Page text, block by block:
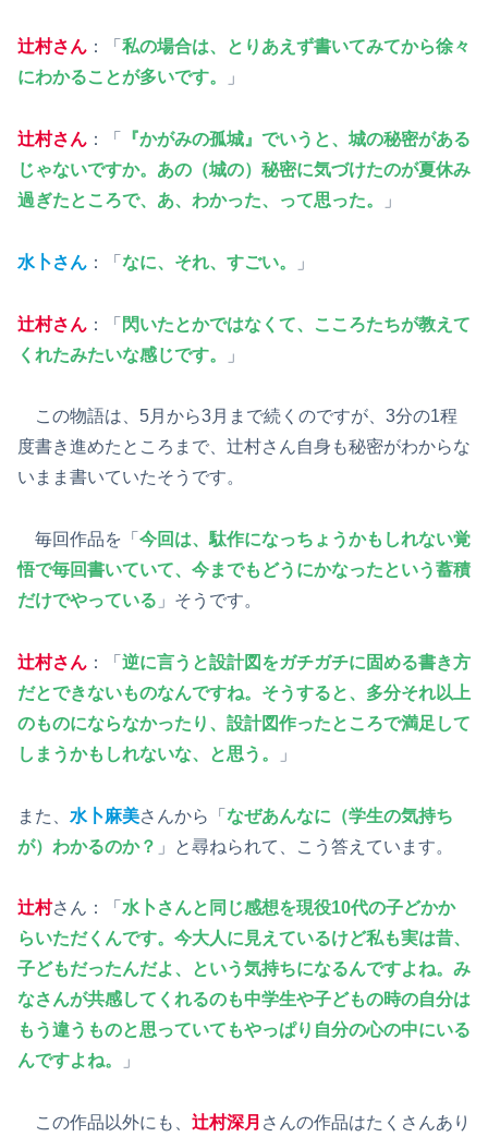
辻村さん ：「 私の場合は、とりあえず書いてみてから徐々
にわかることが多いです。
」
辻村さん ：「
『かがみの孤城』でいうと、城の秘密がある
じゃないですか。あの（城の）秘密に気づけたのが夏休み
過ぎたところで、あ、わかった、って思った。
」
水卜さん ：「 なに、それ、すごい。 」
辻村さん ：「 閃いたとかではなくて、こころたちが教えて
くれたみたいな感じです。
」
この物語は、5月から3月まで続くのですが、3分の1程
度書き進めたところまで、辻村さん自身も秘密がわからな
いまま書いていたそうです。
毎回作品を「 今回は、駄作になっちょうかもしれない覚
悟で毎回書いていて、今までもどうにかなったという蓄積
だけでやっている 」そうです。
辻村さん ：「 逆に言うと設計図をガチガチに固める書き方
だとできないものなんですね。そうすると、多分それ以上
のものにならなかったり、設計図作ったところで満足して
しまうかもしれないな、と思う。
」
また、 水卜麻美さんから「 なぜあんなに（学生の気持ち
が）わかるのか？ 」と尋ねられて、こう答えています。
辻村さん：「 水卜さんと同じ感想を現役10代の子どかか
らいただくんです。今大人に見えているけど私も実は昔、
子どもだったんだよ、という気持ちになるんですよね。み
なさんが共感してくれるのも中学生や子どもの時の自分は
もう違うものと思っていてもやっぱり自分の心の中にいる
んですよね。
」
この作品以外にも、 辻村深月 さんの作品はたくさんあり